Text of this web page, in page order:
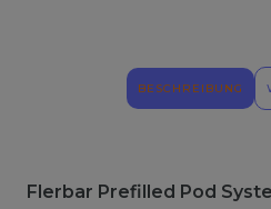
BESCHREIBUNG
Flerbar Prefilled Pod